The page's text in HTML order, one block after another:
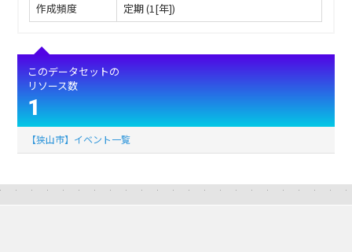
作成頻度
定期 (1[年])
このデータセットの
リソース数
1
【狭山市】イベント一覧